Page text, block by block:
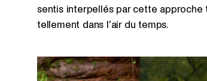
sentis interpellés par cette
tellement dans l’air du temps.